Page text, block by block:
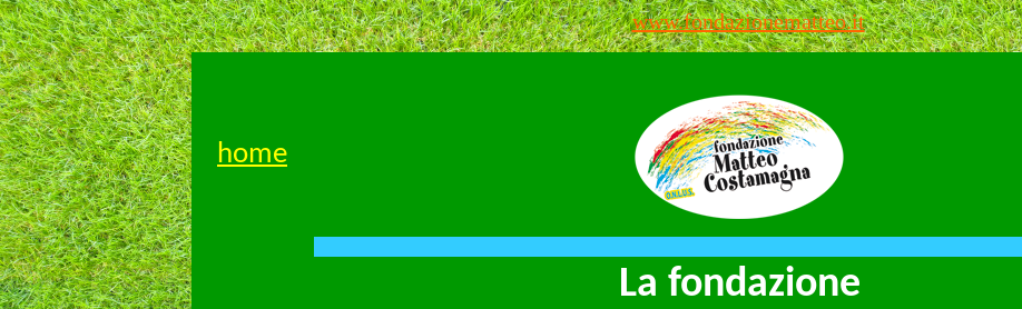
www.fondazionematteo.it
home
La fondazione